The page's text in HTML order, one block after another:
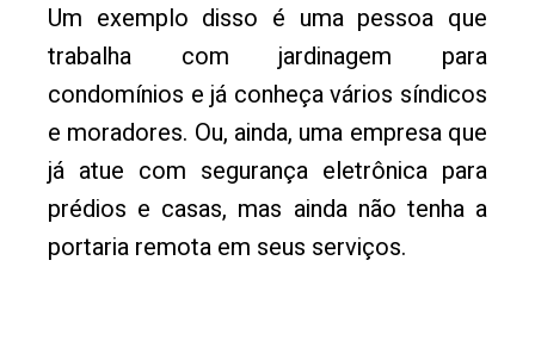
Um exemplo disso é uma pessoa que
trabalha com jardinagem para
condomínios e já conheça vários síndicos
e moradores. Ou, ainda, uma empresa que
já atue com segurança eletrônica para
prédios e casas, mas ainda não tenha a
portaria remota em seus serviços.